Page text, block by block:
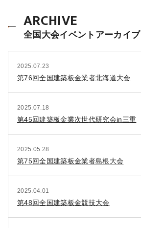
ARCHIVE
全国大会イベントアーカイブ
2025.07.23
第76回全国建築板金業者北海道大会
2025.07.18
第45回建築板金業次世代研究会in三重
2025.05.28
第75回全国建築板金業者島根大会
2025.04.01
第48回全国建築板金競技大会